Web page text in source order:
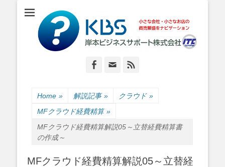
岸本ビジネスサポ
ート株式会社
小さな会社・小さなお店のIT経営をナビゲーション
Facebook
Email
Home » 解説記事 » クラウド »
MFクラウド経費精算 »
MFクラウド経費精算解説05～立替経費精算書
の作成～
MFクラウド経費精算解説05～立替経